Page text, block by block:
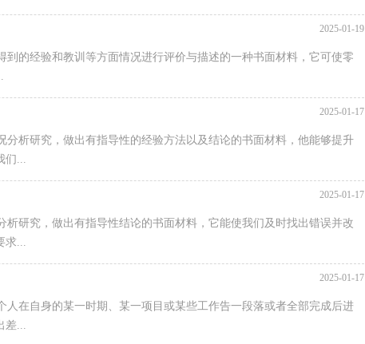
2025-01-19
的经验和教训等方面情况进行评价与描述的一种书面材料，它可使零
2025-01-17
析研究，做出有指导性的经验方法以及结论的书面材料，他能够提升
们...
2025-01-17
研究，做出有指导性结论的书面材料，它能使我们及时找出错误并改
求...
2025-01-17
在自身的某一时期、某一项目或某些工作告一段落或者全部完成后进
差...